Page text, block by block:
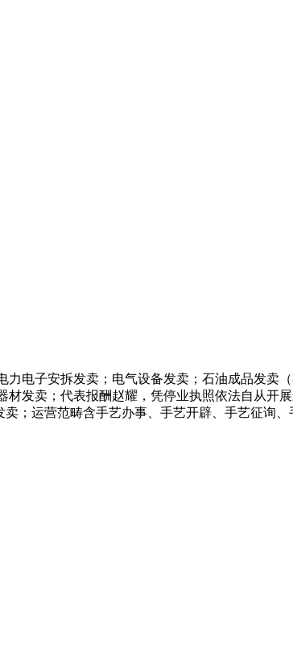
子安拆发卖；电气设备发卖；石油成品发卖
发卖；代表报酬赵耀，凭停业执照依法自从开
；运营范畴含手艺办事、手艺开辟、手艺征询